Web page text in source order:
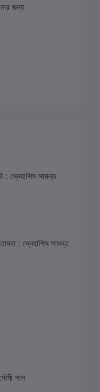
জন্য
: স্নেহাশিস সামন্ত
: স্নেহাশিস সামন্ত
পাল